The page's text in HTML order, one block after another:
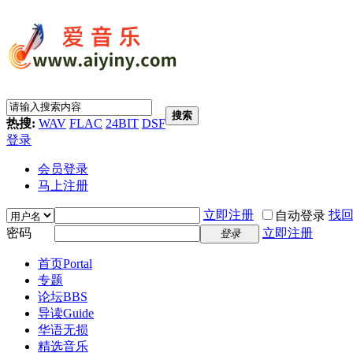
热搜: WAV FLAC 24BIT DSF
搜索
登录
会员登录
马上注册
立即注册 自动登录 找
密码
登录 立即注册
首页Portal
专题
论坛BBS
导读Guide
华语无损
精选音乐